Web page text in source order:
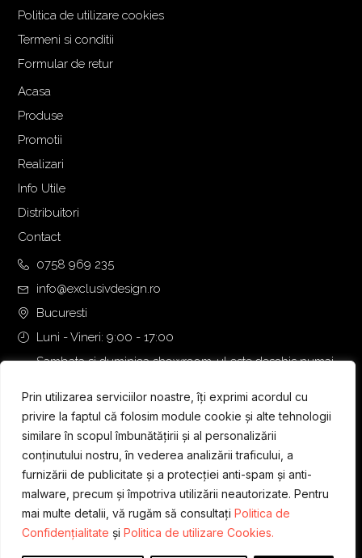
Prin utilizarea serviciilor noastre, îți exprimi acordul cu
privire la faptul că folosim module cookie și alte tehnologii
similare în scopul îmbunătățirii și al personalizării
conținutului nostru, în vederea analizării traficului, a
furnizării de publicitate și a protecției anti-spam și anti-
malware, precum și împotriva utilizării neautorizate. Pentru
mai multe detalii, vă rugăm să consultați Politica de
Confidențialitate și Politica de utilizare Cookies.
Politica de utilizare cookies
Termeni si conditii
Formular de retur
Acasa
Produse
Promotii
Realizari
Info Utile
Distribuitori
Contact
0758 969 235
info@exclusivdesign.ro
Bucuresti
Luni - Vineri: 9:00 - 17:00
Sambata si duminica showroom-ul este deschis numai